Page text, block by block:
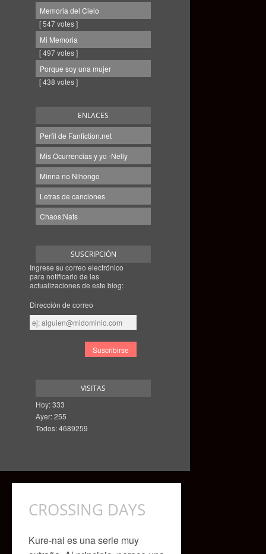
Memoria del Cielo
[ 547 votes ]
Mi Memoria
[ 497 votes ]
Porque soy una mujer
[ 438 votes ]
ENLACES
Perfil de Fanfiction.net
Mis Ocurrencias y yo -Nelly
Minna no Nihongo
Letras de canciones
Chaos;Nats
SUSCRIPCIÓN
Ingrese su correo electrónico
para notificarlo de las
actualizaciones de este blog:
Dirección de correo
Dirección
de
VISITAS
Hoy: 333
Ayer: 255
Todos: 4689259
CROSSING DAYS
Kure-nai es una serie muy